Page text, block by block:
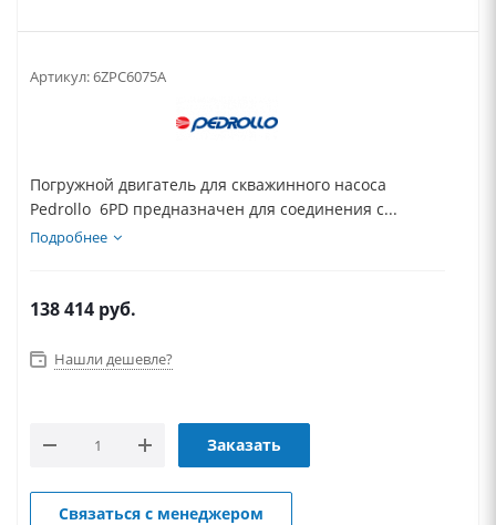
Артикул:6ZPC6075A
Погружной двигатель для скважинного насоса
Pedrollo 6PD предназначен для соединения с...
Подробнее
138 414 руб.
Нашли дешевле?
Заказать
Связаться с менеджером